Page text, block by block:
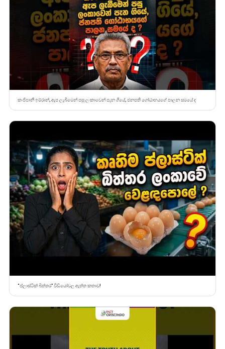
කංජිපානි ඉම්රාන්, ඇප ලැබීමෙන් පසු ලංකාවෙන් පැන ගියේ, ජනපති ගෝඨාභයගේ පාලන සමයේ ද
“ප්ලාස්ටික් බිත්තර” වීඩියෝවල ඇත්ත කතාව!